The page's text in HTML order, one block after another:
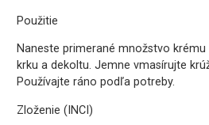
Použitie
Naneste primerané množstvo
krku a dekoltu. Jemne vmasírujte
Používajte ráno podľa potreby.
Zloženie (INCI)